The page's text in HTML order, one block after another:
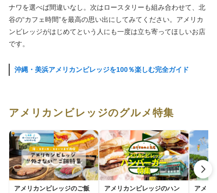
ナワを選べば間違いなし。次はロースタリーも組み合わせて、北
谷の“カフェ時間”を最高の思い出にしてみてください。アメリカ
ンビレッジがはじめてという人にも一度は立ち寄ってほしいお店
です。
沖縄・美浜アメリカンビレッジを100％楽しむ完全ガイド
アメリカンビレッジのグルメ特集
アメリカンビレッジのご飯
アメリカンビレッジのハン
アメリ